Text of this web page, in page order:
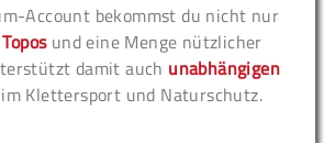
Account bekommst du nicht nur
und eine Menge nützlicher
damit auch unabhängigen
Klettersport und Naturschutz.